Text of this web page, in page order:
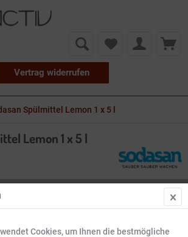
Vertrag widerrufen
Spülmittel Lemon 1 x 5 l
Lemon 1 x 5 l
Cookies, um Ihnen die bestmögliche